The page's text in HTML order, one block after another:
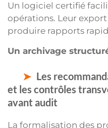
Un logiciel certifié
opérations. Leur
produire rapports
Un archivage
Les
et les contrôles
avant audit
La formalisation des